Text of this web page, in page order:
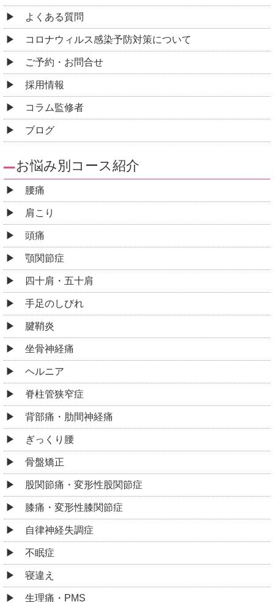
よくある質問
コロナウィルス感染予防対策について
ご予約・お問合せ
採用情報
コラム監修者
ブログ
お悩み別コース紹介
腰痛
肩こり
頭痛
顎関節症
四十肩・五十肩
手足のしびれ
腱鞘炎
坐骨神経痛
ヘルニア
脊柱管狭窄症
背部痛・肋間神経痛
ぎっくり腰
骨盤矯正
股関節痛・変形性股関節症
膝痛・変形性膝関節症
自律神経失調症
不眠症
寝違え
生理痛・PMS